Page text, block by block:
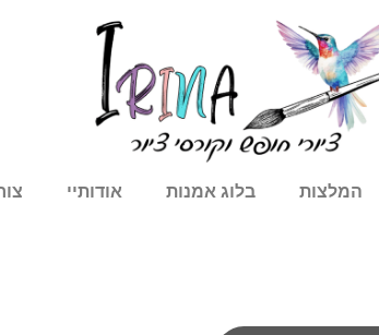
המלצות בלוג אמנות אודותיי